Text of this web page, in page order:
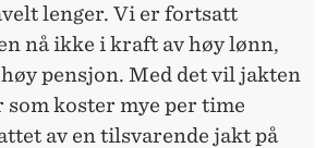
lenger. Vi er fortsatt
nå ikke i kraft av høy lønn,
pensjon. Med det vil jakten
som koster mye per time
av en tilsvarende jakt på